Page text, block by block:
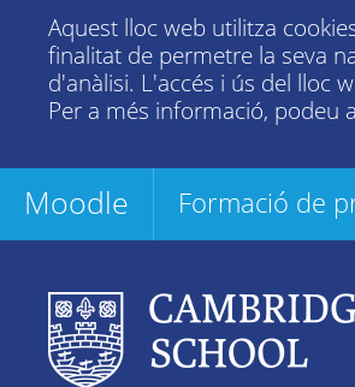
Aquest lloc web utilitza
finalitat de permetre la seva
d'anàlisi. L'accés i ús del lloc
Per a més informació, podeu
Moodle Formació de